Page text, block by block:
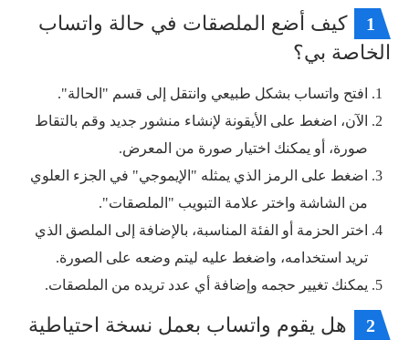
1
كيف أضع الملصقات في حالة واتساب
الخاصة بي؟
افتح واتساب بشكل طبيعي وانتقل إلى قسم "الحالة".
الآن، اضغط على الأيقونة لإنشاء منشور جديد وقم بالتقاط
صورة، أو يمكنك اختيار صورة من المعرض.
اضغط على الرمز الذي يمثله "الإيموجي" في الجزء العلوي
من الشاشة واختر علامة التبويب "الملصقات".
اختر الحزمة أو الفئة المناسبة، بالإضافة إلى الملصق الذي
تريد استخدامه، واضغط عليه ليتم وضعه على الصورة.
يمكنك تغيير حجمه وإضافة أي عدد تريده من الملصقات.
2
هل يقوم واتساب بعمل نسخة احتياطية